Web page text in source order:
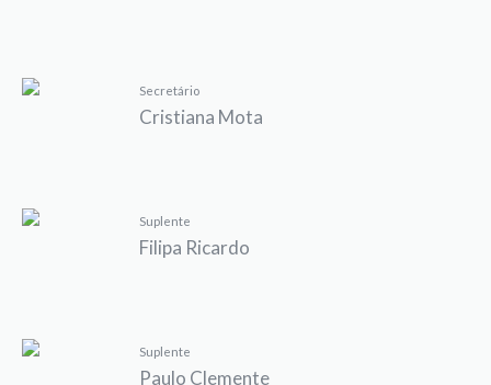
Secretário
Cristiana Mota
Suplente
Filipa Ricardo
Suplente
Paulo Clemente